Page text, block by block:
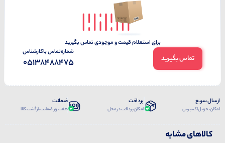
برای استعلام قیمت و موجودی تماس بگیرید
تماس بگیرید
شماره‌تماس‌ با‌کارشناس
05138488475
ارسال سریع
امکان تحویل اکسپرس
پرداخت
امکان پرداخت در محل
ضمانت
هفت روز ضمانت بازگشت کالا
کالاهای مشابه